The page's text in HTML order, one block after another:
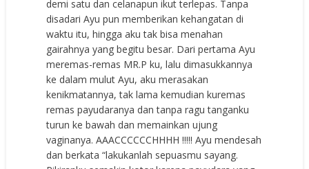
demi satu dan celanapun ikut terlepas. Tanpa
disadari Ayu pun memberikan kehangatan di
waktu itu, hingga aku tak bisa menahan
gairahnya yang begitu besar. Dari pertama Ayu
meremas-remas MR.P ku, lalu dimasukkannya
ke dalam mulut Ayu, aku merasakan
kenikmatannya, tak lama kemudian kuremas
remas payudaranya dan tanpa ragu tanganku
turun ke bawah dan memainkan ujung
vaginanya. AAACCCCCCHHHH !!!!! Ayu mendesah
dan berkata “lakukanlah sepuasmu sayang.